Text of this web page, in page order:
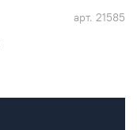
арт. 21585